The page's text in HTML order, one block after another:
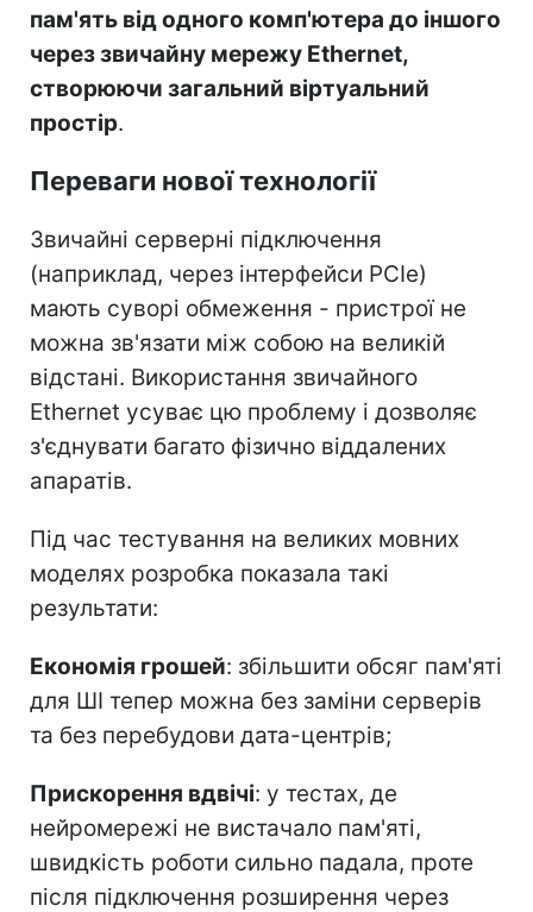
пам'ять від одного комп'ютера до іншого
через звичайну мережу Ethernet,
створюючи загальний віртуальний
простір.
Переваги нової технології
Звичайні серверні підключення
(наприклад, через інтерфейси PCIe)
мають суворі обмеження - пристрої не
можна зв'язати між собою на великій
відстані. Використання звичайного
Ethernet усуває цю проблему і дозволяє
з'єднувати багато фізично віддалених
апаратів.
Під час тестування на великих мовних
моделях розробка показала такі
результати:
Економія грошей: збільшити обсяг пам'яті
для ШІ тепер можна без заміни серверів
та без перебудови дата-центрів;
Прискорення вдвічі: у тестах, де
нейромережі не вистачало пам'яті,
швидкість роботи сильно падала, проте
після підключення розширення через